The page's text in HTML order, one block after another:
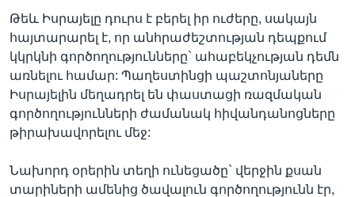
Թեև Իսրայելը դուրս է բերել իր ուժերը, սակայն
հայտարարել է, որ անհրաժեշտության դեպքում
կկրկնի գործողությունները` ահաբեկչության դեմն
առնելու համար: Պաղեստինցի պաշտոնյաները
Իսրայելին մեղադրել են փաստացի ռազմական
գործողությունների ժամանակ հիվանդանոցները
թիրախավորելու մեջ:
Նախորդ օրերին տեղի ունեցածը` վերջին քսան
տարիների ամենից ծավալուն գործողությունն էր,